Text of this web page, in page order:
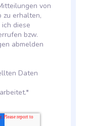
von
zu erhalten,
diese
bzw.
abmelden
Daten